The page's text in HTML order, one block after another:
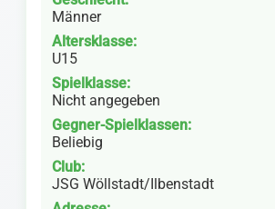
Männer
Altersklasse:
U15
Spielklasse:
Nicht angegeben
Gegner-Spielklassen:
Beliebig
Club:
JSG Wöllstadt/Ilbenstadt